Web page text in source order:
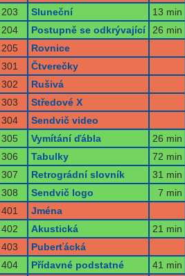
203
Sluneční 13 min
204
Postupně se odkrývající 26 min
205
Rovnice
301
Čtverečky
302
Rušivá
303
Středové X
304
Sendvič video
305
Vymítání ďábla 26 min
306
Tabulky 72 min
307
Retrográdní slovník 31 min
308
Sendvič logo 7 min
401
Jména
402
Akustická 21 min
403
Puberťácká
404
Přídavné podstatné 41 min